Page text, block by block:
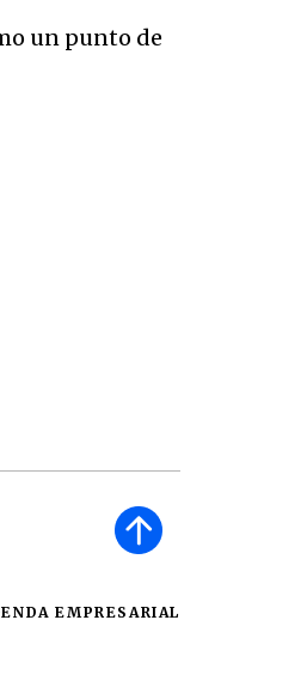
un punto de
EMPRESARIAL